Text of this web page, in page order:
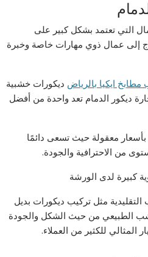
التي تعتمد بشكل كبير على
إلى عمال ذوي مهارات خاصة وخبرة
ايكيا بالرياض ديكورات خشبية
ديكور الدمام تعد واحدة من أفضل
معقولة حيث تسعى دائمًا
من الاحترافية والجودة.
كبيرة لدى الورشة
مثل تركيب ديكورات بديل
الطبيعي من حيث الشكل والجودة
المثالي للكثير من العملاء.